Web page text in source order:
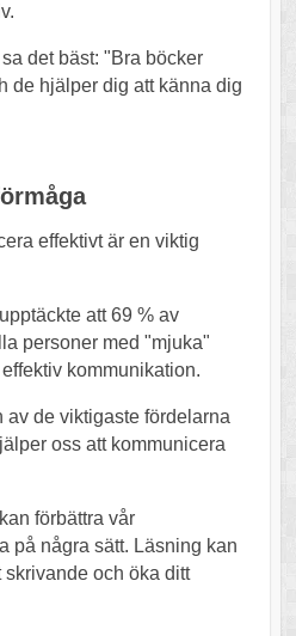
det bäst: "Bra böcker
de hjälper dig att känna dig
effektivt är en viktig
att 69 % av
personer med "mjuka"
kommunikation.
av de viktigaste fördelarna
oss att kommunicera
förbättra vår
på några sätt. Läsning kan
och öka ditt